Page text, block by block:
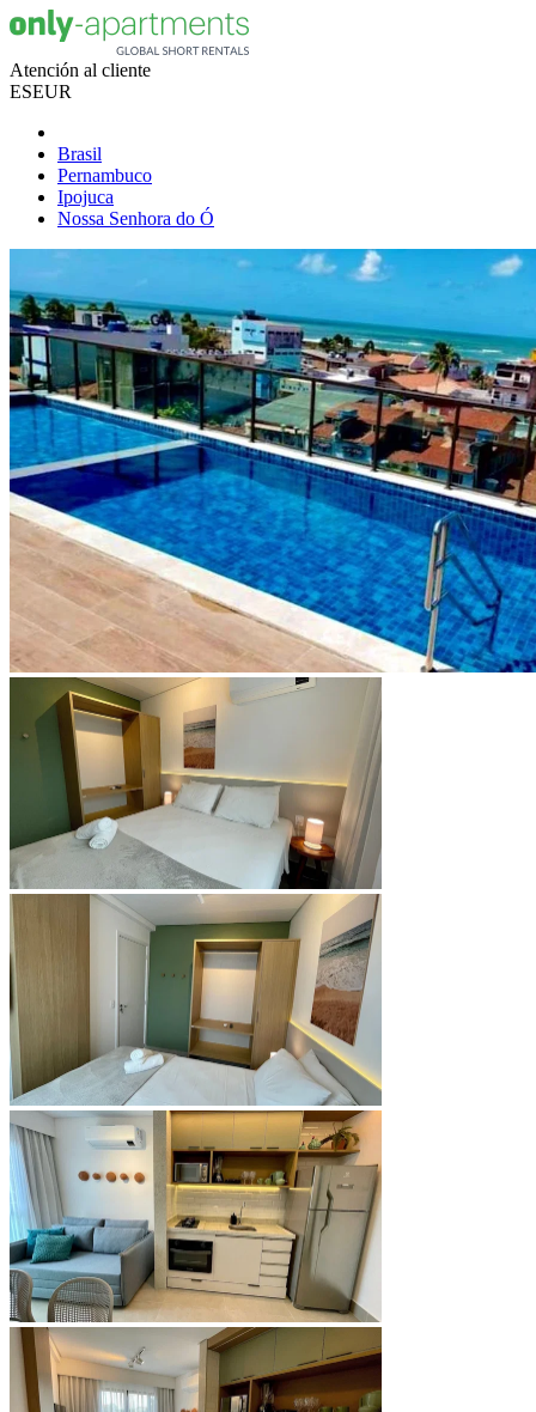
Atención al cliente
ESEUR
Brasil
Pernambuco
Ipojuca
Nossa Senhora do Ó